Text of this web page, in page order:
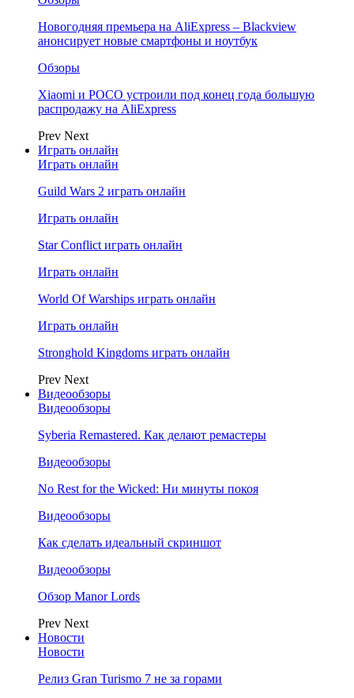
Новогодняя премьера на AliExpress – Blackview
анонсирует новые смартфоны и ноутбук
Обзоры
Xiaomi и POCO устроили под конец года большую
распродажу на AliExpress
Prev Next
Играть онлайн
Играть онлайн
Guild Wars 2 играть онлайн
Играть онлайн
Star Conflict играть онлайн
Играть онлайн
World Of Warships играть онлайн
Играть онлайн
Stronghold Kingdoms играть онлайн
Prev Next
Видеообзоры
Видеообзоры
Syberia Remastered. Как делают ремастеры
Видеообзоры
No Rest for the Wicked: Ни минуты покоя
Видеообзоры
Как сделать идеальный скриншот
Видеообзоры
Обзор Manor Lords
Prev Next
Новости
Новости
Релиз Gran Turismo 7 не за горами